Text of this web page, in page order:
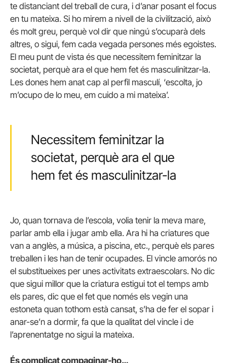
te distanciant del treball de cura, i d’anar posant el focus
en tu mateixa. Si ho mirem a nivell de la civilització, això
és molt greu, perquè vol dir que ningú s’ocuparà dels
altres, o sigui, fem cada vegada persones més egoistes.
El meu punt de vista és que necessitem feminitzar la
societat, perquè ara el que hem fet és masculinitzar-la.
Les dones hem anat cap al perfil masculí, ‘escolta, jo
m’ocupo de lo meu, em cuido a mi mateixa’.
Necessitem feminitzar la
societat, perquè ara el que
hem fet és masculinitzar-la
Jo, quan tornava de l’escola, volia tenir la meva mare,
parlar amb ella i jugar amb ella. Ara hi ha criatures que
van a anglès, a música, a piscina, etc., perquè els pares
treballen i les han de tenir ocupades. El vincle amorós no
el substitueixes per unes activitats extraescolars. No dic
que sigui millor que la criatura estigui tot el temps amb
els pares, dic que el fet que només els vegin una
estoneta quan tothom està cansat, s’ha de fer el sopar i
anar-se’n a dormir, fa que la qualitat del vincle i de
l’aprenentatge no sigui la mateixa.
És complicat compaginar-ho…